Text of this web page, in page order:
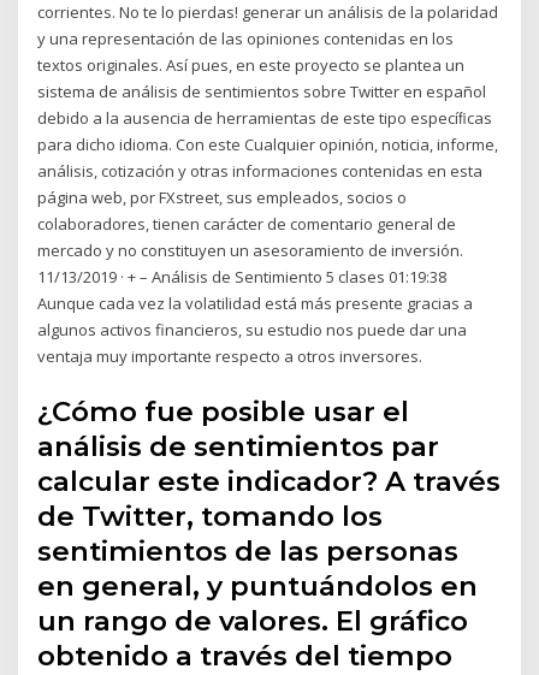
corrientes. No te lo pierdas! generar un análisis de la polaridad
y una representación de las opiniones contenidas en los
textos originales. Así pues, en este proyecto se plantea un
sistema de análisis de sentimientos sobre Twitter en español
debido a la ausencia de herramientas de este tipo especíﬁcas
para dicho idioma. Con este Cualquier opinión, noticia, informe,
análisis, cotización y otras informaciones contenidas en esta
página web, por FXstreet, sus empleados, socios o
colaboradores, tienen carácter de comentario general de
mercado y no constituyen un asesoramiento de inversión.
11/13/2019 · + – Análisis de Sentimiento 5 clases 01:19:38
Aunque cada vez la volatilidad está más presente gracias a
algunos activos financieros, su estudio nos puede dar una
ventaja muy importante respecto a otros inversores.
¿Cómo fue posible usar el
análisis de sentimientos par
calcular este indicador? A través
de Twitter, tomando los
sentimientos de las personas
en general, y puntuándolos en
un rango de valores. El gráfico
obtenido a través del tiempo